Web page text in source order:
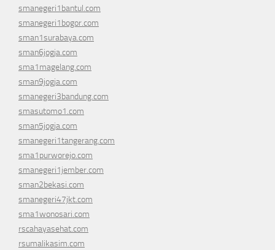
smanegeri1bantul.com
smanegeri1bogor.com
sman1surabaya.com
sman6jogja.com
sma1magelang.com
sman9jogja.com
smanegeri3bandung.com
smasutomo1.com
sman5jogja.com
smanegeri1tangerang.com
sma1purworejo.com
smanegeri1jember.com
sman2bekasi.com
smanegeri47jkt.com
sma1wonosari.com
rscahayasehat.com
rsumalikasim.com